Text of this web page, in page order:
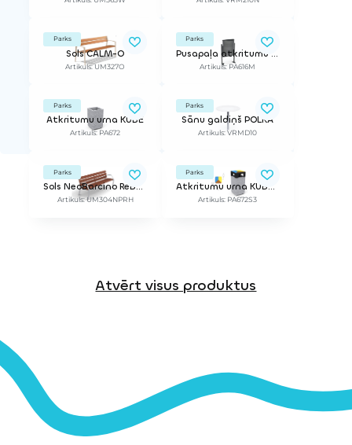
Parks
Sols CALM-O
Artikuls: UM327O
Parks
Pusapaļa atkritumu urna
Artikuls: PA616M
Parks
Atkritumu urna KUBE
Artikuls: PA672
Parks
Sānu galdiņš POLKA
Artikuls: VRMD10
Parks
Sols NeoBarcino ReBnew
Artikuls: UM304NPRH
Parks
Atkritumu urna KUBE SELECTIF
Artikuls: PA672S3
Atvērt visus produktus